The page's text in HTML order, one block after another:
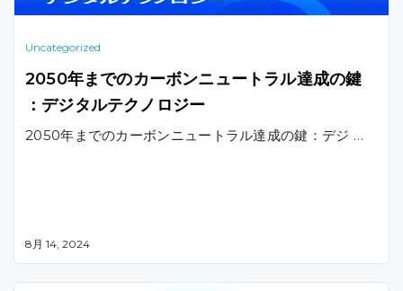
Uncategorized
2050年までのカーボンニュートラル達成の鍵
：デジタルテクノロジー
2050年までのカーボンニュートラル達成の鍵：デジ …
8月 14, 2024